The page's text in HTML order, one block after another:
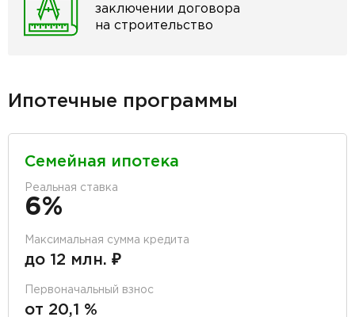
заключении договора
на строительство
Ипотечные программы
Семейная ипотека
Реальная ставка
6%
Максимальная сумма кредита
до 12 млн. ₽
Первоначальный взнос
от 20,1 %